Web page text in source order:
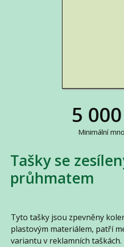
5 000
Minimální
Tašky se
průhmatem
Tyto tašky jsou zpevněny
plastovým materiálem, patří
variantu v reklamních taškách.